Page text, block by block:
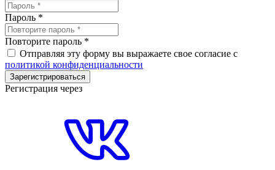
Пароль *
Повторите пароль *
Отправляя эту форму вы выражаете свое согласие с
политикой конфиденциальности
Зарегистрироваться
Регистрация через